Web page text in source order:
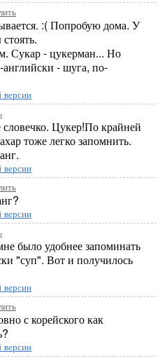
:( Попробую дома. У
Сукар - цукерман... Но
английски - шуга, по-
Цукер!По крайней
тоже легко запомнить.
было удобнее запоминать
"суп". Вот и получилось
с корейского как